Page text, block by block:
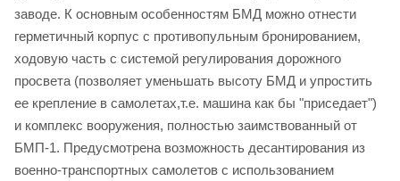
заводе. К основным особенностям БМД можно отнести
герметичный корпус с противопульным бронированием,
ходовую часть с системой регулирования дорожного
просвета (позволяет уменьшать высоту БМД и упростить
ее крепление в самолетах,т.е. машина как бы "приседает")
и комплекс вооружения, полностью заимствованный от
БМП-1. Предусмотрена возможность десантирования из
военно-транспортных самолетов с использованием